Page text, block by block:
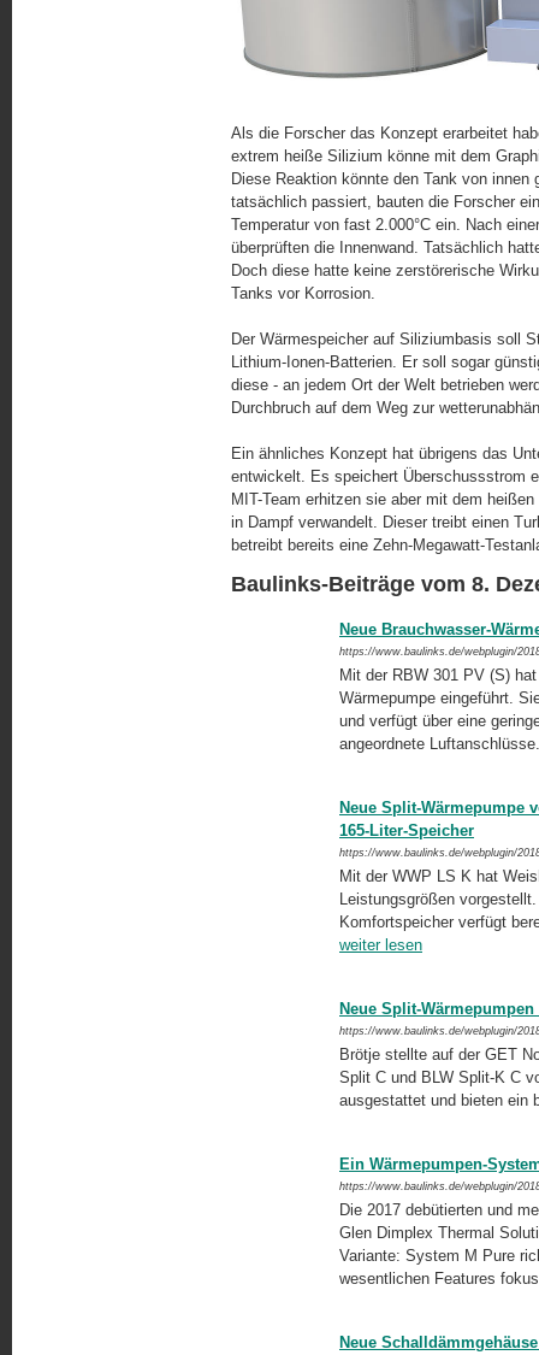
Als die Forscher das Konzept erarbeitet
extrem heiße Silizium könne mit dem
Diese Reaktion könnte den Tank von
tatsächlich passiert, bauten die Forscher
Temperatur von fast 2.000°C ein. Nach
überprüften die Innenwand. Tat­säch­lich
Doch diese hatte keine zerstörerische
Tanks vor Korrosion.
Der Wärmespeicher auf Siliziumbasis soll
Lithium-Ionen-Batterien. Er soll sogar
diese - an jedem Ort der Welt betrieben
Durchbruch auf dem Weg zur
Ein ähnliches Konzept hat übrigens das
entwickelt. Es speichert Überschussstrom
MIT-Team erhitzen sie aber mit dem
in Dampf verwandelt. Dieser treibt einen
betreibt bereits eine Zehn-Mega­watt-
Baulinks-Beiträge vom 8.
Neue Brauchwasser-
https://www.baulinks.de/webplugin/
Mit der RBW 301 PV (S)
Wärmepumpe eingeführt.
und verfügt über eine
angeordnete
Neue Split-Wärmepumpe
165-Liter-Speicher
https://www.baulinks.de/webplugin/
Mit der WWP LS K hat
Leistungsgrößen
Komfortspeicher verfügt
weiter lesen
Neue Split-
https://www.baulinks.de/webplugin/
Brötje stellte auf der GET
Split C und BLW Split-K C
ausgestattet und bieten ein
Ein Wärmepumpen-
https://www.baulinks.de/webplugin/
Die 2017 debütierten und
Glen Dimplex Thermal
Variante: System M Pure
wesentlichen Features
Neue